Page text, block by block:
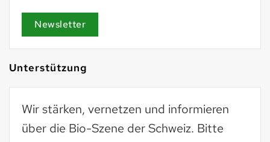
Newsletter
Unterstützung
Wir stärken, vernetzen und informieren
über die Bio-Szene der Schweiz. Bitte